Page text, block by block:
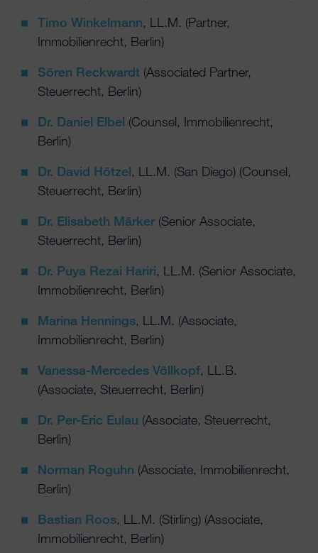
Timo Winkelmann, LL.M. (Partner,
Immobilienrecht, Berlin)
Sören Reckwardt (Associated Partner,
Steuerrecht, Berlin)
Dr. Daniel Elbel (Counsel, Immobilienrecht,
Berlin)
Dr. David Hötzel, LL.M. (San Diego) (Counsel,
Steuerrecht, Berlin)
Dr. Elisabeth Märker(Senior Associate,
Steuerrecht, Berlin)
Dr. Puya Rezai Hariri, LL.M. (Senior Associate,
Immobilienrecht, Berlin)
Marina Hennings, LL.M. (Associate,
Immobilienrecht, Berlin)
Vanessa-Mercedes Völlkopf, LL.B.
(Associate, Steuerrecht, Berlin)
Dr. Per-Eric Eulau (Associate, Steuerrecht,
Berlin)
Norman Roguhn (Associate, Immobilienrecht,
Berlin)
Bastian Roos, LL.M. (Stirling) (Associate,
Immobilienrecht, Berlin)